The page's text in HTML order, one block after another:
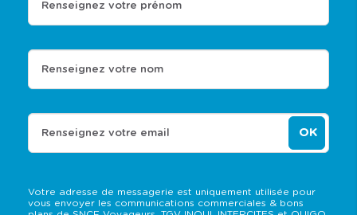
Votre adresse de messagerie est uniquement utilisée pour
vous envoyer les communications commerciales & bons
Renseignez votre prénom
Renseignez votre nom
Renseignez votre email OK